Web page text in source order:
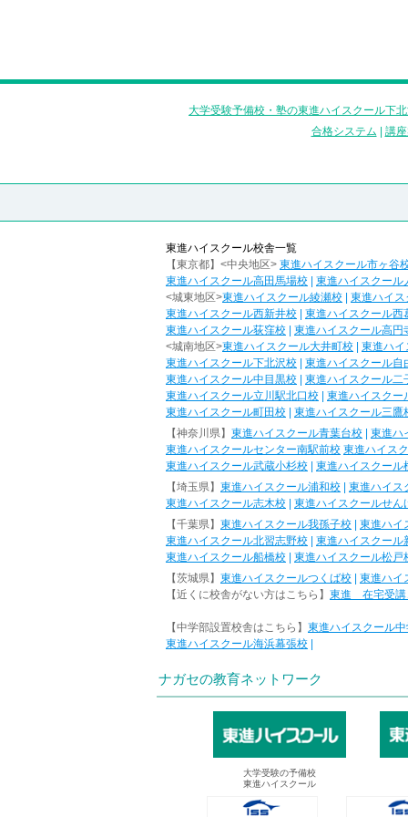
大学受験予備校・塾の東進ハイスクール下
合格システム
講
東進ハイスクール校舎一覧
【東京都】<中央地区> 東進ハイスクール市ヶ谷
東進ハイスクール高田馬場校
東進ハイスクール
<城東地区>東進ハイスクール綾瀬校
東進ハイ
東進ハイスクール西新井校
東進ハイスクール西
東進ハイスクール荻窪校
東進ハイスクール高円
<城南地区>東進ハイスクール大井町校
東進ハイ
東進ハイスクール下北沢校
東進ハイスクール自
東進ハイスクール中目黒校
東進ハイスクール二
東進ハイスクール立川駅北口校
東進ハイスクー
東進ハイスクール町田校
東進ハイスクール三鷹
【神奈川県】 東進ハイスクール青葉台校
東進ハ
東進ハイスクールセンター南駅前校 東進ハイス
東進ハイスクール武蔵小杉校
東進ハイスクール
【埼玉県】 東進ハイスクール浦和校
東進ハイス
東進ハイスクール志木校
東進ハイスクールせん
【千葉県】 東進ハイスクール我孫子校
東進ハイ
東進ハイスクール北習志野校
東進ハイスクール
東進ハイスクール船橋校
東進ハイスクール松戸
【茨城県】 東進ハイスクールつくば校
東進ハイ
【近くに校舎がない方はこちら】 東進 在宅受講
【中学部設置校舎はこちら】 東進ハイスクール
東進ハイスクール海浜幕張校
ナガセの教育ネットワーク
大学受験の予備校
東進ハイスクール